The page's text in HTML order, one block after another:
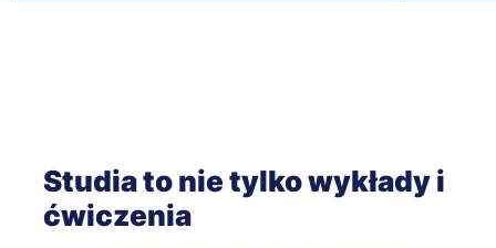
Studia to nie tylko wykłady i
ćwiczenia